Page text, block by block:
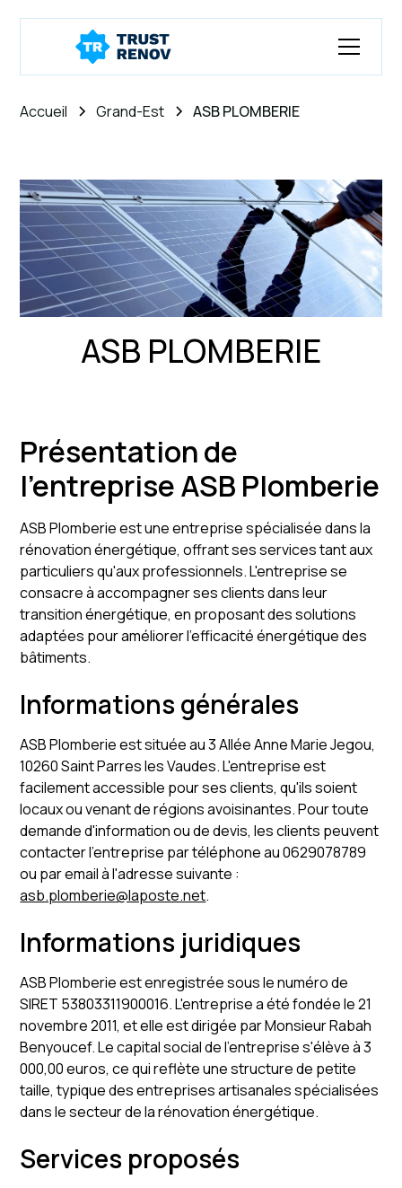
Accueil Grand-Est ASB PLOMBERIE
ASB PLOMBERIE
Présentation de
l'entreprise ASB Plomberie
ASB Plomberie est une entreprise spécialisée dans la
rénovation énergétique, offrant ses services tant aux
particuliers qu'aux professionnels. L'entreprise se
consacre à accompagner ses clients dans leur
transition énergétique, en proposant des solutions
adaptées pour améliorer l'efficacité énergétique des
bâtiments.
Informations générales
ASB Plomberie est située au 3 Allée Anne Marie Jegou,
10260 Saint Parres les Vaudes. L'entreprise est
facilement accessible pour ses clients, qu'ils soient
locaux ou venant de régions avoisinantes. Pour toute
demande d'information ou de devis, les clients peuvent
contacter l'entreprise par téléphone au 0629078789
ou par email à l'adresse suivante :
asb.plomberie@laposte.net.
Informations juridiques
ASB Plomberie est enregistrée sous le numéro de
SIRET 53803311900016. L'entreprise a été fondée le 21
novembre 2011, et elle est dirigée par Monsieur Rabah
Benyoucef. Le capital social de l'entreprise s'élève à 3
000,00 euros, ce qui reflète une structure de petite
taille, typique des entreprises artisanales spécialisées
dans le secteur de la rénovation énergétique.
Services proposés